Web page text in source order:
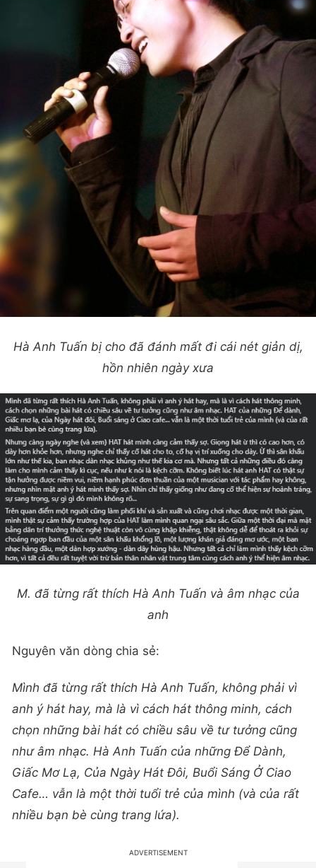
Hà Anh Tuấn bị cho đã đánh mất đi cái nét giản dị,
hồn nhiên ngày xưa
M. đã từng rất thích Hà Anh Tuấn và âm nhạc của
anh
Nguyên văn dòng chia sẻ:
Mình đã từng rất thích Hà Anh Tuấn, không phải vì
anh ý hát hay, mà là vì cách hát thông minh, cách
chọn những bài hát có chiều sâu về tư tưởng cũng
như âm nhạc. Hà Anh Tuấn của những Để Dành,
Giấc Mơ Lạ, Của Ngày Hát Đôi, Buổi Sáng Ở Ciao
Cafe… vẫn là một thời tuổi trẻ của mình (và của rất
nhiều bạn bè cùng trang lứa).